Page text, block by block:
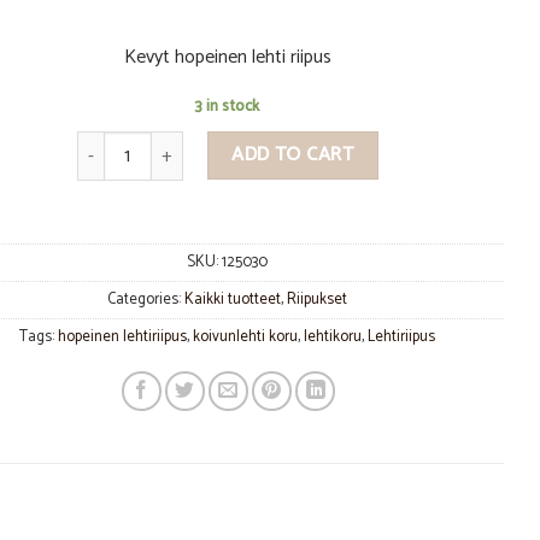
Kevyt hopeinen lehti riipus
3 in stock
Lehti riipus quantity ADD TO CART
SKU:125030
Categories:Kaikki tuotteet,Riipukset
Tags:hopeinen lehtiriipus,koivunlehti koru,lehtikoru,Lehtiriipus